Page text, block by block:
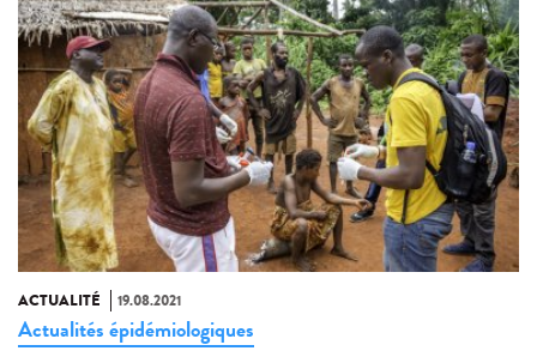
ACTUALITÉ 19.08.2021
Actualités épidémiologiques